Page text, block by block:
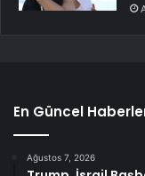
En Güncel
Ağustos 7, 2026